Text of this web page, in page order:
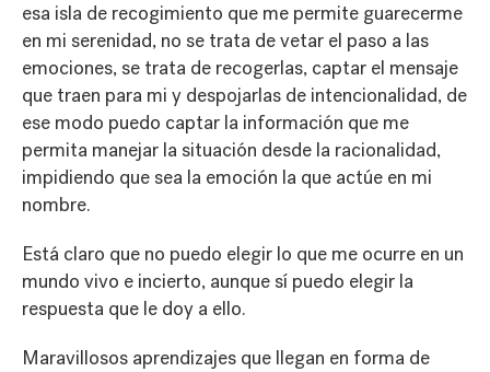
esa isla de recogimiento que me permite guarecerme
en mi serenidad, no se trata de vetar el paso a las
emociones, se trata de recogerlas, captar el mensaje
que traen para mi y despojarlas de intencionalidad, de
ese modo puedo captar la información que me
permita manejar la situación desde la racionalidad,
impidiendo que sea la emoción la que actúe en mi
nombre.
Está claro que no puedo elegir lo que me ocurre en un
mundo vivo e incierto, aunque sí puedo elegir la
respuesta que le doy a ello.
Maravillosos aprendizajes que llegan en forma de